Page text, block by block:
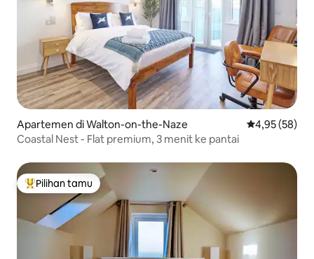
Apartemen di Walton-on-the-Naze Nilai rata-rata
4,95 (58)
Coastal Nest - Flat premium, 3 menit ke pantai
Pilihan tamu terpopuler
Pilihan tamu